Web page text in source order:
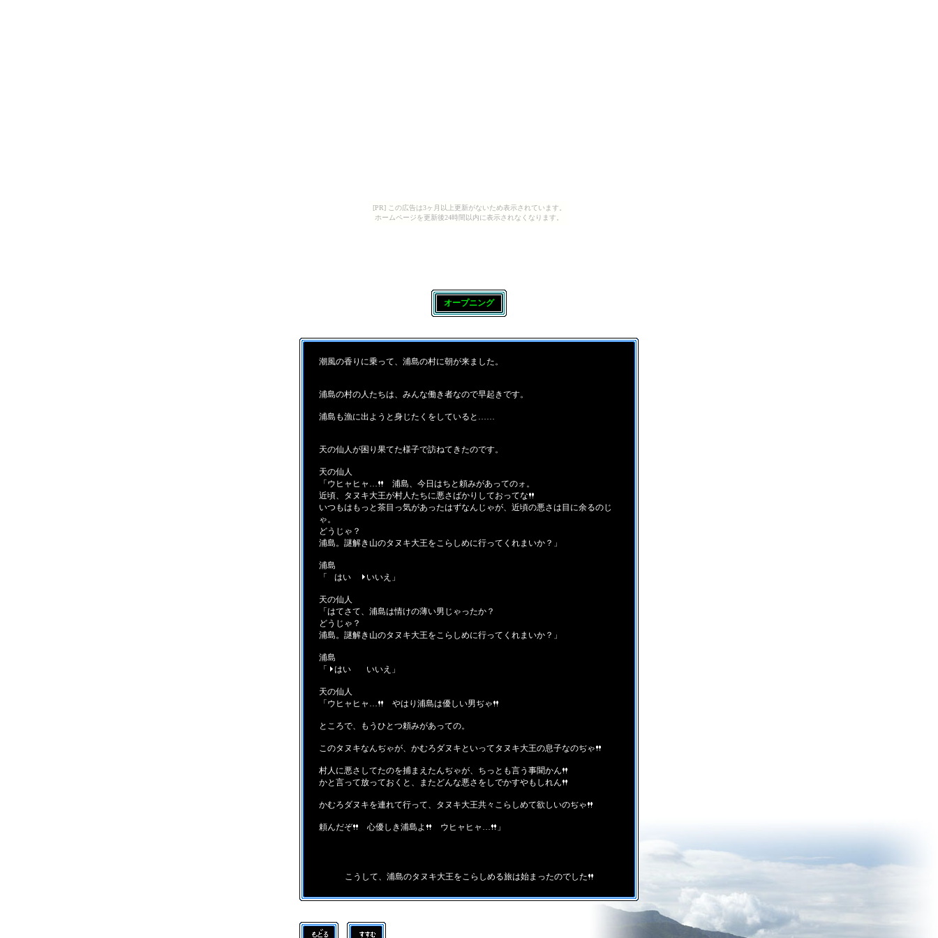
[PR] この広告は3ヶ月以上更新がないため表示されています。
ホームページを更新後24時間以内に表示されなくなります。
オープニング■
潮風の香りに乗って、浦島の村に朝が来ました。
浦島の村の人たちは、みんな働き者なので早起きです。
浦島も漁に出ようと身じたくをしていると……
天の仙人が困り果てた様子で訪ねてきたのです。
天の仙人
「ウヒャヒャ…
浦島、今日はちと頼みがあってのォ。
近頃、タヌキ大王が村人たちに悪さばかりしておってな
いつもはもっと茶目っ気があったはずなんじゃが、近頃の悪さは目に余るのじ
ゃ。
どうじゃ？
浦島。謎解き山のタヌキ大王をこらしめに行ってくれまいか？」
浦島
「
はい いいえ」
天の仙人
「はてさて、浦島は情けの薄い男じゃったか？
どうじゃ？
浦島。謎解き山のタヌキ大王をこらしめに行ってくれまいか？」
浦島
「
はい いいえ」
天の仙人
「ウヒャヒャ…
やはり浦島は優しい男ぢゃ
ところで、もうひとつ頼みがあっての。
このタヌキなんぢゃが、かむろダヌキといってタヌキ大王の息子なのぢゃ
村人に悪さしてたのを捕まえたんぢゃが、ちっとも言う事聞かん
かと言って放っておくと、またどんな悪さをしでかすやもしれん
かむろダヌキを連れて行って、タヌキ大王共々こらしめて欲しいのぢゃ
頼んだぞ 心優しき浦島よ ウヒャヒャ… 」
こうして、浦島のタヌキ大王をこらしめる旅は始まったのでした